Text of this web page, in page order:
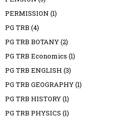
PERMISSION (1)
PG TRB (4)
PG TRB BOTANY(2)
PG TRB Economics (1)
PG TRB ENGLISH (3)
PG TRB GEOGRAPHY(1)
PG TRB HISTORY(1)
PG TRB PHYSICS (1)